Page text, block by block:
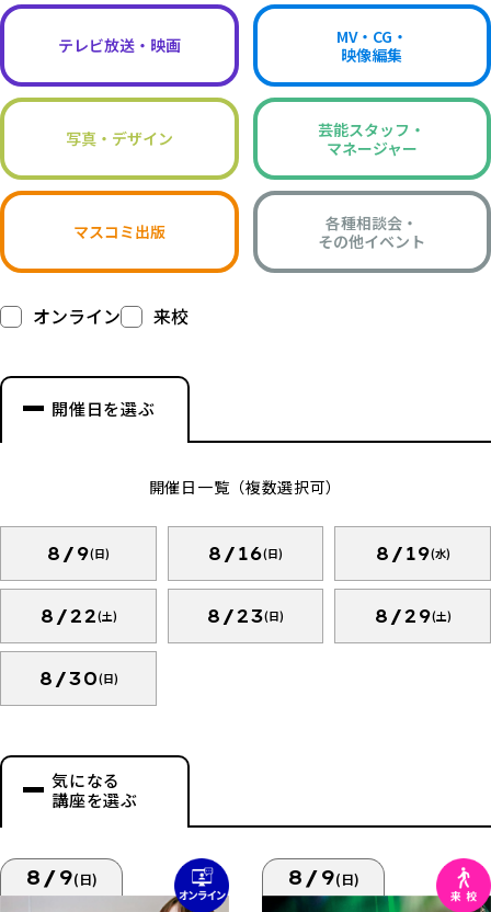
テレビ放送・映画
MV・CG・
映像編集
写真・デザイン
芸能スタッフ・
マネージャー
マスコミ出版
各種相談会・
その他イベント
オンライン 来校
開催日を選ぶ
開催日一覧（複数選択可）
8/9(日) 8/16(日) 8/19(水)
8/22(土) 8/23(日) 8/29(土)
8/30(日)
気になる
講座を選ぶ
8/9(日) 8/9(日)